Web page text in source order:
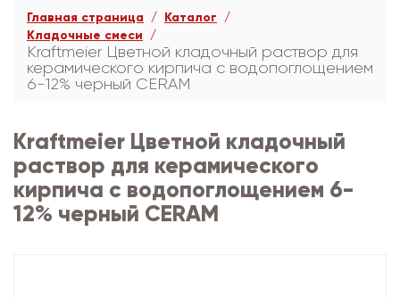
Главная страница
Каталог
Кладочные смеси
Kraftmeier Цветной кладочный раствор для
керамического кирпича с водопоглощением
6-12% черный CERAM
Kraftmeier Цветной кладочный
раствор для керамического
кирпича с водопоглощением 6-
12% черный CERAM